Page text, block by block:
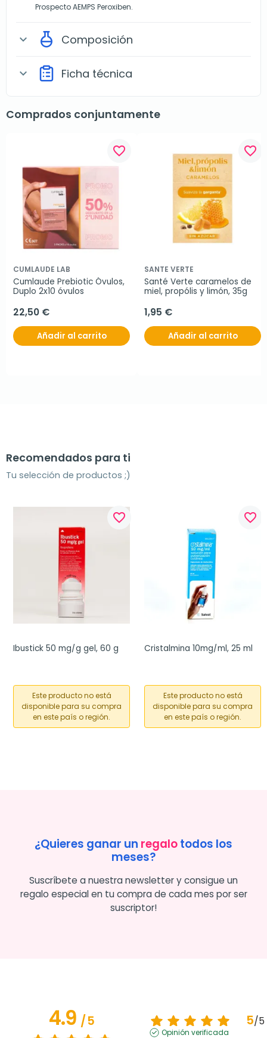
Prospecto AEMPS Peroxiben.
expand_more Composición
expand_more Ficha técnica
Comprados conjuntamente
favorite_border
CUMLAUDE LAB
Cumlaude Prebiotic Óvulos,
Duplo 2x10 óvulos
22,50 €
Añadir al carrito
favorite_border
SANTE VERTE
Santé Verte caramelos de
miel, propólis y limón, 35g
1,95 €
Añadir al carrito
Recomendados para ti
Tu selección de productos ;)
favorite_border
Ibustick 50 mg/g gel, 60 g
Este producto no está
disponible para su compra
en este país o región.
favorite_border
Cristalmina 10mg/ml, 25 ml
Este producto no está
disponible para su compra
en este país o región.
¿Quieres ganar un regalotodos los
meses?
Suscríbete a nuestra newsletter y consigue un
regalo especial en tu compra de cada mes por ser
suscriptor!
4.9/5 5/5
Opinión verificada